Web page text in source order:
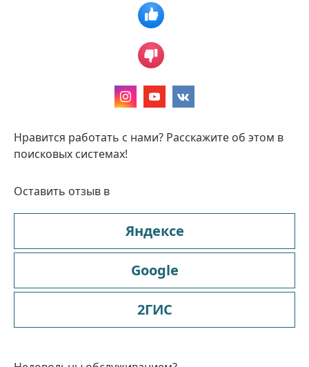
Нравится работать с нами? Расскажите об этом в
поисковых системах!
Оставить отзыв в
Яндексе
Google
2ГИС